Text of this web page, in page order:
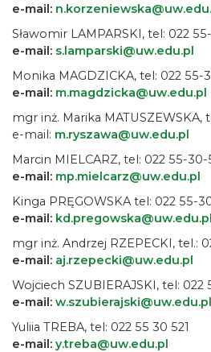
e-mail:
Sławomir LAMPARSKI, tel: 022
e-mail: s.lamparski@uw.edu.pl
Monika MAGDZICKA, tel: 022 55-
e-mail: m.magdzicka@uw.edu.pl
mgr inż. Marika MATUSZEWSKA,
e-mail: m.ryszawa@uw.edu.pl
Marcin MIELCARZ, tel: 022 55-30-
e-mail: mp.mielcarz@uw.edu.pl
Kinga PRĘGOWSKA tel: 022 55-
e-mail: kd.pregowska@uw.edu.pl
mgr inż. Andrzej RZEPECKI, tel.:
e-mail: aj.rzepecki@uw.edu.pl
Wojciech SZUBIERAJSKI, tel: 022
e-mail: w.szubierajski@uw.edu.pl
Yuliia TREBA, tel: 022 55 30 521
e-mail: y.treba@uw.edu.pl